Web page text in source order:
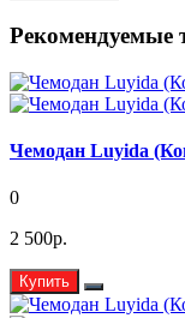
Рекомендуемые
Чемодан Luyida
0
2 500р.
Купить